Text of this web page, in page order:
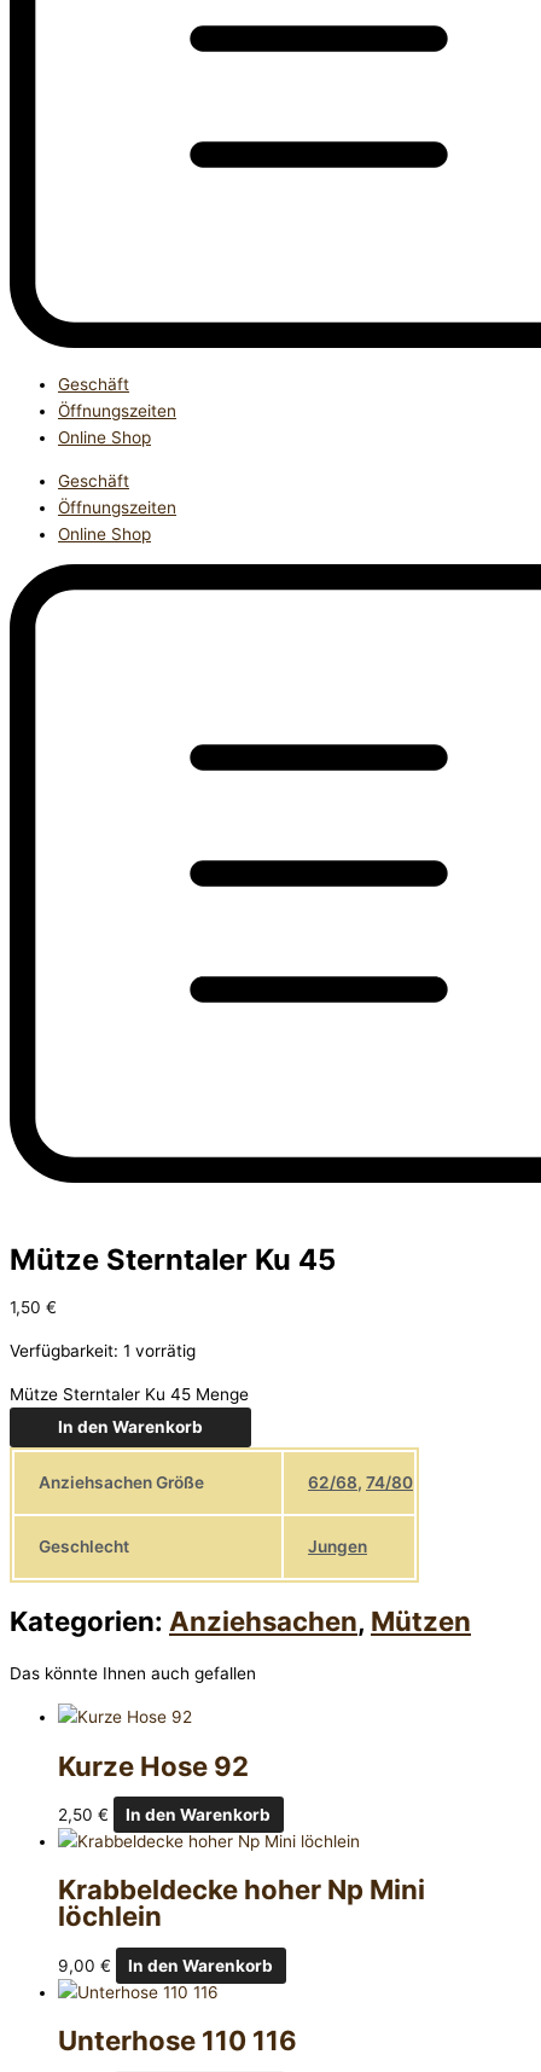
Geschäft
Öffnungszeiten
Online Shop
Geschäft
Öffnungszeiten
Online Shop
Mütze Sterntaler Ku 45
1,50 €
Verfügbarkeit: 1 vorrätig
Mütze Sterntaler Ku 45 Menge
In den Warenkorb
Anziehsachen Größe 62/68, 74/80
Geschlecht Jungen
Kategorien: Anziehsachen, Mützen
Das könnte Ihnen auch gefallen
Kurze Hose 92
2,50 € In den Warenkorb
Krabbeldecke hoher Np Mini
löchlein
9,00 € In den Warenkorb
Unterhose 110 116